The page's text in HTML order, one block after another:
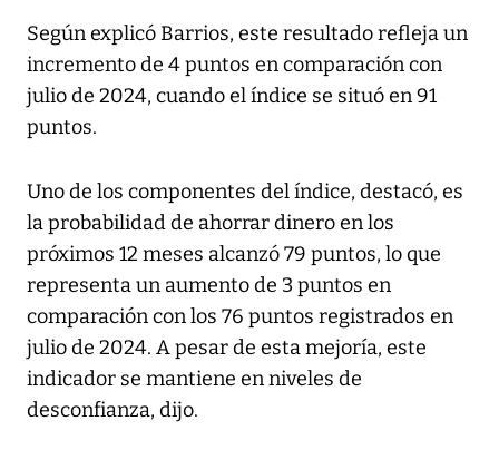
Según explicó Barrios, este resultado refleja un
incremento de 4 puntos en comparación con
julio de 2024, cuando el índice se situó en 91
puntos.
Uno de los componentes del índice, destacó, es
la probabilidad de ahorrar dinero en los
próximos 12 meses alcanzó 79 puntos, lo que
representa un aumento de 3 puntos en
comparación con los 76 puntos registrados en
julio de 2024. A pesar de esta mejoría, este
indicador se mantiene en niveles de
desconfianza, dijo.